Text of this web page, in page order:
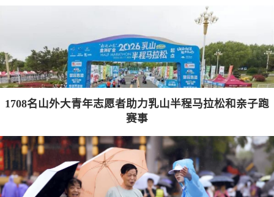
1708名山外大青年志愿者助力乳山半程马拉松和亲子跑
赛事